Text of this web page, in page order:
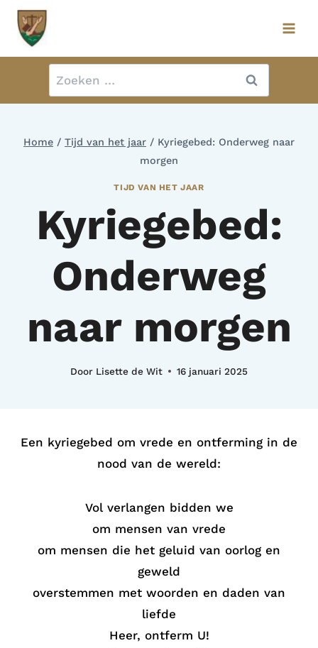
Doorgaan
naar
Zoeken
naar:
Home / Tijd van het jaar / Kyriegebed: Onderweg naar
morgen
TIJD VAN HET JAAR
Kyriegebed:
Onderweg
naar morgen
Door Lisette de Wit 16 januari 2025
Een kyriegebed om vrede en ontferming in de
nood van de wereld:
Vol verlangen bidden we
om mensen van vrede
om mensen die het geluid van oorlog en
geweld
overstemmen met woorden en daden van
liefde
Heer, ontferm U!